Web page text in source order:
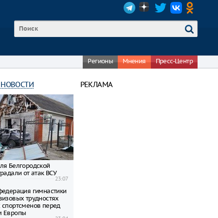
Регионы Мнения Пресс-Центр
Белгородской
от атак ВСУ
23:07
гимнастики
трудностях
перед
Европы
РЕКЛАМА